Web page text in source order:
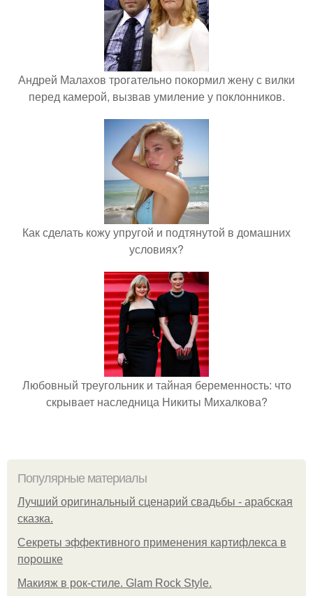
Андрей Малахов трогательно покормил жену с вилки
перед камерой, вызвав умиление у поклонников.
Как сделать кожу упругой и подтянутой в домашних
условиях?
Любовный треугольник и тайная беременность: что
скрывает наследница Никиты Михалкова?
Популярные материалы
Лучший оригинальный сценарий свадьбы - арабская
сказка.
Секреты эффективного применения картифлекса в
порошке
Макияж в рок-стиле. Glam Rock Style.